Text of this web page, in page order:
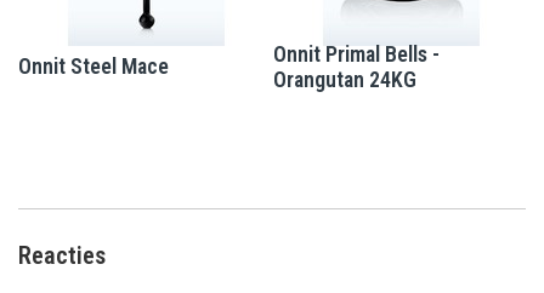
Onnit Steel Mace
Onnit Primal Bells -
Orangutan 24KG
Reacties